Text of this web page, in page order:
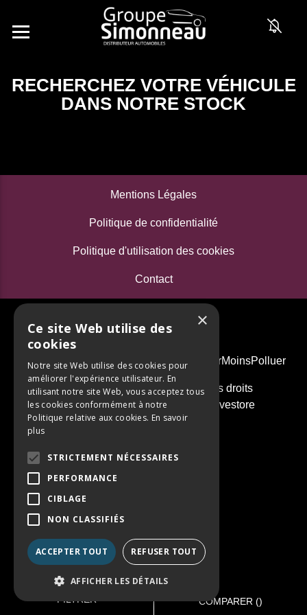
RECHERCHEZ VOTRE VÉHICULE
DANS NOTRE STOCK
FILTRER COMPARER ()
Mentions Légales
Politique de confidentialité
Politique d'utilisation des cookies
Contact
PENSEZ À COVOITURER #SeDeplacerMoinsPolluer
© 2026 - Groupe Simonneau. Tous droits
réservés. Réalisation :Nextlane Livestore
×
Ce site Web utilise des
cookies
Notre site Web utilise des cookies pour
améliorer l'expérience utilisateur. En
utilisant notre site Web, vous acceptez tous
les cookies conformément à notre
Politique relative aux cookies. En savoir
plus
STRICTEMENT NÉCESSAIRES
PERFORMANCE
CIBLAGE
NON CLASSIFIÉS
ACCEPTER TOUT REFUSER TOUT
AFFICHER LES DÉTAILS